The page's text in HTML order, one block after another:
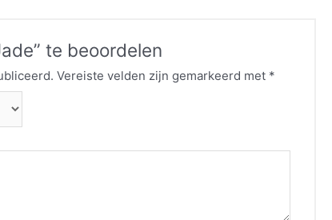
te beoordelen
Vereiste velden zijn gemarkeerd met *